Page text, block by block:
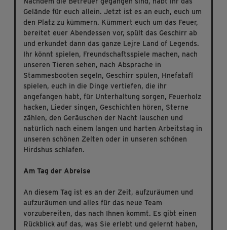
Gelände für euch allein. Jetzt ist es an euch, euch um
den Platz zu kümmern. Kümmert euch um das Feuer,
bereitet euer Abendessen vor, spült das Geschirr ab
und erkundet dann das ganze Lejre Land of Legends.
Ihr könnt spielen, Freundschaftsspiele machen, nach
unseren Tieren sehen, nach Absprache in
Stammesbooten segeln, Geschirr spülen, Hnefatafl
spielen, euch in die Dinge vertiefen, die ihr
angefangen habt, für Unterhaltung sorgen, Feuerholz
hacken, Lieder singen, Geschichten hören, Sterne
zählen, den Geräuschen der Nacht lauschen und
natürlich nach einem langen und harten Arbeitstag in
unseren schönen Zelten oder in unseren schönen
Hirdshus schlafen.
Am Tag der Abreise
An diesem Tag ist es an der Zeit, aufzuräumen und
aufzuräumen und alles für das neue Team
vorzubereiten, das nach Ihnen kommt. Es gibt einen
Rückblick auf das, was Sie erlebt und gelernt haben,